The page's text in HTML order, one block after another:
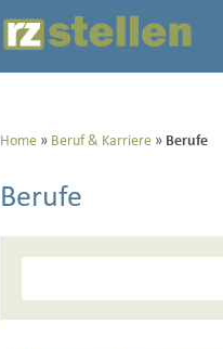
Home Beruf & Karriere Berufe
Berufe